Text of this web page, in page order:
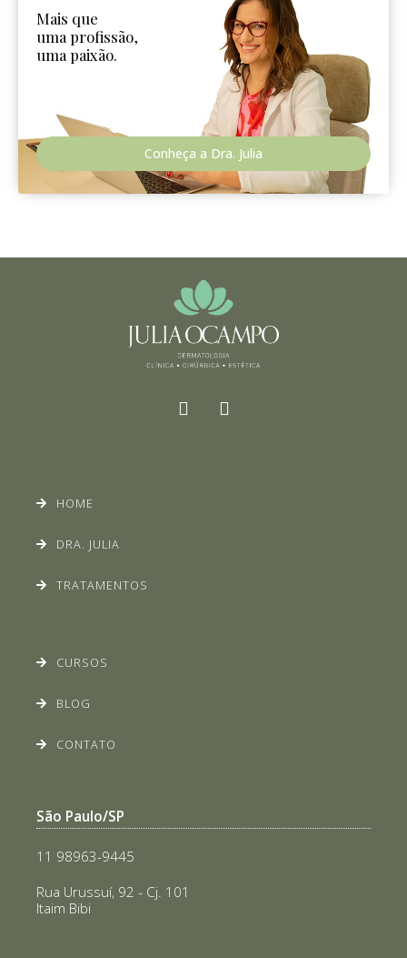
Mais que
uma profissão,
uma paixão.
Conheça a Dra. Julia
HOME
DRA. JULIA
TRATAMENTOS
CURSOS
BLOG
CONTATO
São Paulo/SP
11 98963-9445
Rua Urussuí, 92 - Cj. 101
Itaim Bibi